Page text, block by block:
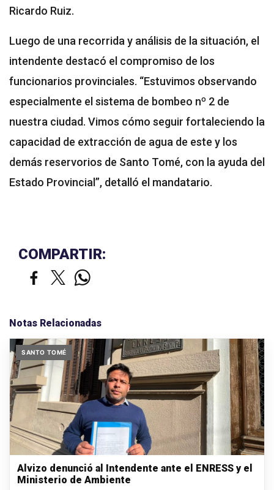
Ricardo Ruiz.
Luego de una recorrida y análisis de la situación, el
intendente destacó el compromiso de los
funcionarios provinciales. “Estuvimos observando
especialmente el sistema de bombeo nº 2 de
nuestra ciudad. Vimos cómo seguir fortaleciendo la
capacidad de extracción de agua de este y los
demás reservorios de Santo Tomé, con la ayuda del
Estado Provincial”, detalló el mandatario.
COMPARTIR:
Notas Relacionadas
SANTO TOMÉ
Alvizo denunció al Intendente ante el ENRESS y el
Ministerio de Ambiente